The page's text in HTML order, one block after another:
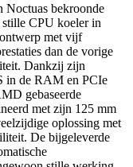
Noctuas bekroonde
CPU koeler in
met vijf
dan de vorige
Dankzij zijn
in de RAM en PCIe
gebaseerde
met zijn 125 mm
oplossing met
De bijgeleverde